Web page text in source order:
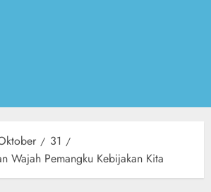
31
Wajah Pemangku Kebijakan Kita